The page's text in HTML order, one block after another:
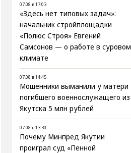
07.08 в 17:03
«Здесь нет типовых задач»:
начальник стройплощадки
«Полюс Строя» Евгений
Самсонов — о работе в суровом
климате
07.08 в 14:45
Мошенники выманили у матери
погибшего военнослужащего из
Якутска 5 млн рублей
07.08 в 13:30
Почему Минпред Якутии
проиграл суд «Пенной